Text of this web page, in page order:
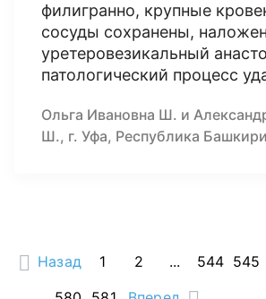
филигранно, крупные
сосуды сохранены, наложен
уретеровезикальный
патологический процесс
Ольга Ивановна Ш. и
Ш., г. Уфа, Республика
Назад 1 2 ... 544 545